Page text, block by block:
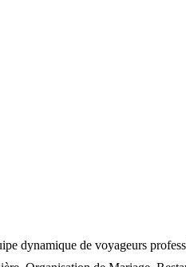
dynamique de voyageurs